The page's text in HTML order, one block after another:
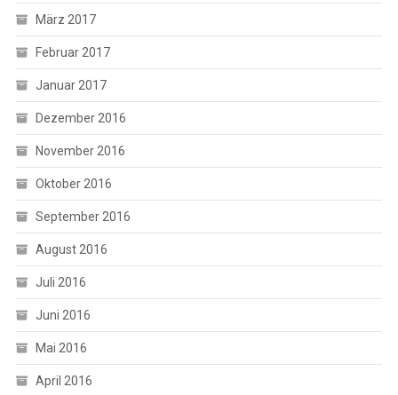
März 2017
Februar 2017
Januar 2017
Dezember 2016
November 2016
Oktober 2016
September 2016
August 2016
Juli 2016
Juni 2016
Mai 2016
April 2016